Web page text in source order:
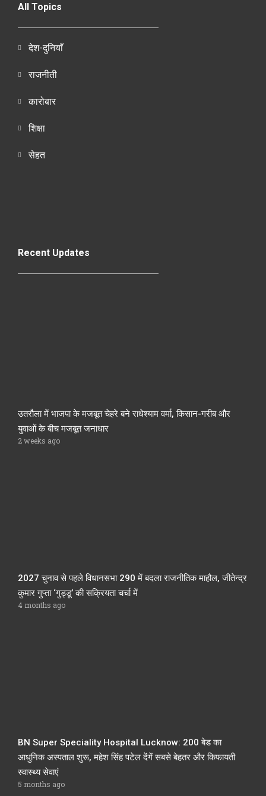
All Topics
देश-दुनियाँ
राजनीती
कारोबार
शिक्षा
सेहत
Recent Updates
उतरौला में भाजपा के मजबूत चेहरे बने राधेश्याम वर्मा, किसान-गरीब और
युवाओं के बीच मजबूत जनाधार
2 weeks ago
2027 चुनाव से पहले विधानसभा 290 में बदला राजनीतिक माहौल, जीतेन्द्र
कुमार गुप्ता ‘गुड्डू’ की सक्रियता चर्चा में
4 months ago
BN Super Speciality Hospital Lucknow: 200 बेड का
आधुनिक अस्पताल शुरू, महेश सिंह पटेल देंगें सबसे बेहतर और किफायती
स्वास्थ्य सेवाएं
5 months ago